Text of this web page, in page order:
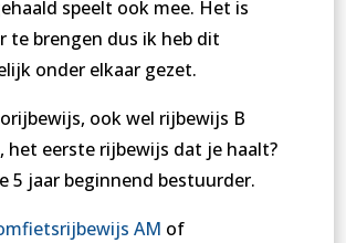
speelt ook mee. Het is
te brengen dus ik heb dit
onder elkaar gezet.
ook wel rijbewijs B
het eerste rijbewijs dat je haalt?
5 jaar beginnend bestuurder.
AM of